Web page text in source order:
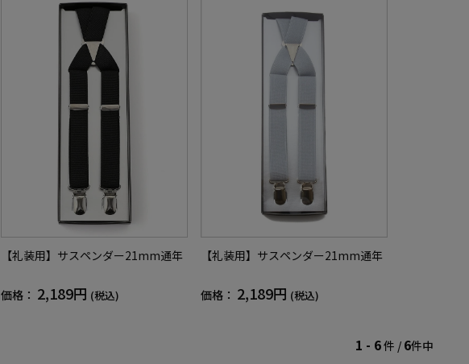
【礼装用】サスペンダー21mm通年
価格： 2,189円 (税込)
【礼装用】サスペンダー21mm通年
価格： 2,189円 (税込)
1 - 6件 / 6件中